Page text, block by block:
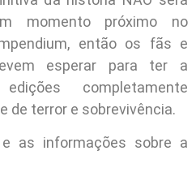
momento próximo no
então os fãs e
esperar para ter a
completamente
de terror e sobrevivência.
as informações sobre a